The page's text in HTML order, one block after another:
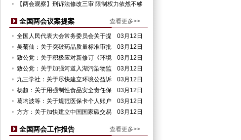
【两会观察】刑诉法修改三审 限制权力依然不够
全国两会议案提案 查看更多>>
03月12日
全国人民代表大会常务委员会关于提
请审议《中华人民共和国刑事诉讼法修正案（草
案）》的议案
03月12日
吴菊仙：关于突破药品质量标准审批
管理体制，加快已上市药品质量标准提高的审批
进度和质量的提案
03月12日
致公党：关于积极应对新修订《环境
空气质量标准》的提案
03月12日
致公党：关于加强河道入湖污染物监
测网络及检测能力建设，保障湖泊生态健康的提
案
03月12日
九三学社：关于尽快建立环境公益诉
讼制度的提案
03月12日
杨超：关于用强制性食品安全责任保
险推动食品安全的提案
03月12日
葛均波等：关于规范医保卡个人账户
资金使用的提案
03月12日
方方：关于加快建立中国国家碳交易
全国两会工作报告 查看更多>>